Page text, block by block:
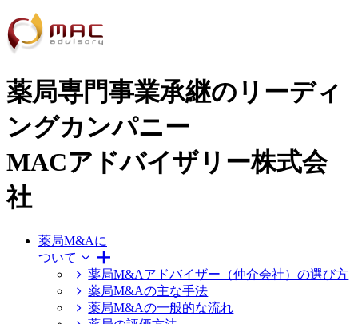
薬局専門事業承継のリーディ
ングカンパニー
MACアドバイザリー株式会
社
薬局M&Aに
ついて
薬局M&Aアドバイザー（仲介会社）の選び方
薬局M&Aの主な手法
薬局M&Aの一般的な流れ